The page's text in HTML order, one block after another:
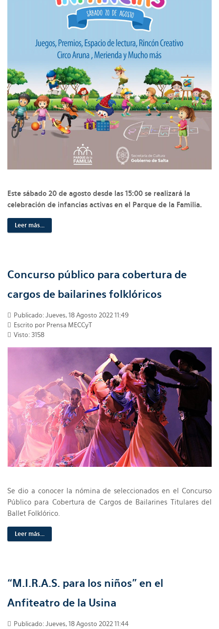
Este sábado 20 de agosto desde las 15:00 se realizará la
celebración de infancias activas en el Parque de la Familia.
Leer más...
Concurso público para cobertura de
cargos de bailarines folklóricos
Publicado: Jueves, 18 Agosto 2022 11:49
Escrito por Prensa MECCyT
Visto: 3158
Se dio a conocer la nómina de seleccionados en el Concurso
Público para Cobertura de Cargos de Bailarines Titulares del
Ballet Folklórico.
Leer más...
“M.I.R.A.S. para los niños” en el
Anfiteatro de la Usina
Publicado: Jueves, 18 Agosto 2022 11:44